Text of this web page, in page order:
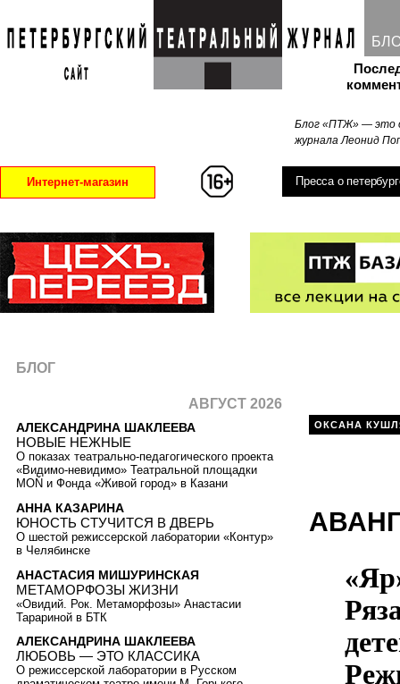
Блог «ПТЖ» — это
журнала Леонид
Интернет-магазин Пресса о
ОКСАНА
БЛОГ
АВГУСТ 2026
АЛЕКСАНДРИНА ШАКЛЕЕВА
НОВЫЕ НЕЖНЫЕ
О показах театрально-педагогического проекта
«Видимо-невидимо» Театральной площадки
MOŇ и Фонда «Живой город» в Казани
АННА КАЗАРИНА
ЮНОСТЬ СТУЧИТСЯ В ДВЕРЬ
О шестой режиссерской лаборатории «Контур»
в Челябинске
АНАСТАСИЯ МИШУРИНСКАЯ
МЕТАМОРФОЗЫ ЖИЗНИ
«Овидий. Рок. Метаморфозы» Анастасии
Тарариной в БТК
АЛЕКСАНДРИНА ШАКЛЕЕВА
ЛЮБОВЬ — ЭТО КЛАССИКА
О режиссерской лаборатории в Русском